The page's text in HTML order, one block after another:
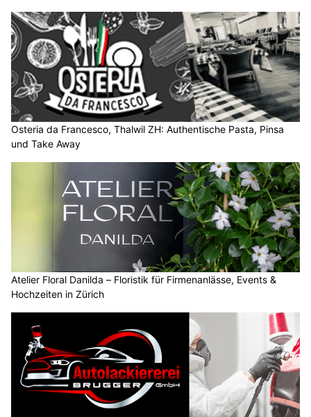
Osteria da Francesco, Thalwil ZH: Authentische Pasta, Pinsa
und Take Away
Atelier Floral Danilda – Floristik für Firmenanlässe, Events &
Hochzeiten in Zürich